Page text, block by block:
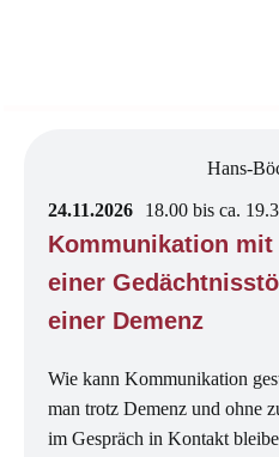
Hans-
24.11.2026 18.00 bis ca.
Kommunikation
einer
einer Demenz
Wie kann Kommunikation
man trotz Demenz und ohne
im Gespräch in Kontakt